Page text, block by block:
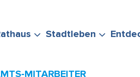
Stadtleben
MITARBEITER